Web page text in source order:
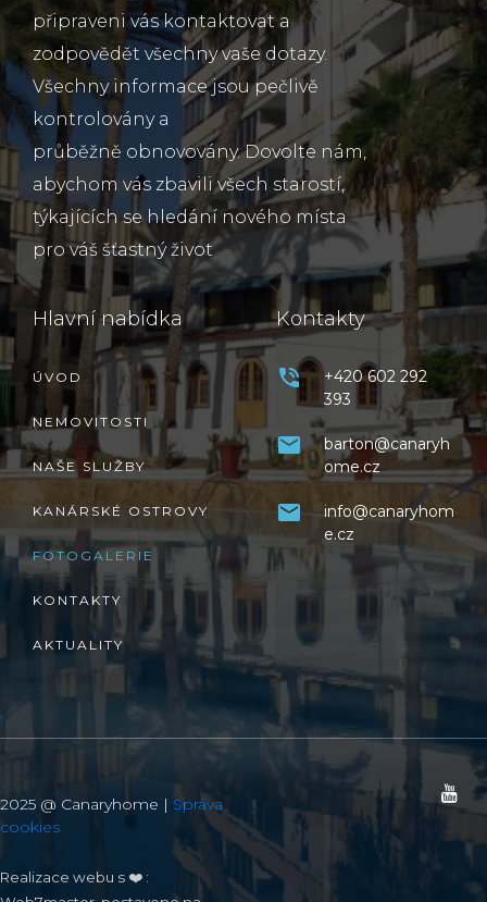
připraveni vás kontaktovat a
zodpovědět všechny vaše dotazy.
Všechny informace jsou pečlivě
kontrolovány a
průběžně obnovovány. Dovolte nám,
abychom vás zbavili všech starostí,
týkajících se hledání nového místa
pro váš šťastný život
Hlavní nabídka
ÚVOD
NEMOVITOSTI
NAŠE SLUŽBY
KANÁRSKÉ OSTROVY
FOTOGALERIE
KONTAKTY
AKTUALITY
Kontakty
+420 602 292
393
barton@canaryh
ome.cz
info@canaryhom
e.cz
2025 @ Canaryhome | Správa
cookies
Realizace webu s ❤️ :